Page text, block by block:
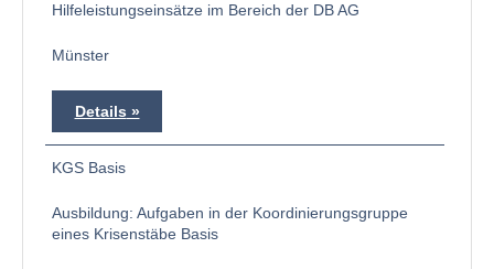
Hilfeleistungseinsätze im Bereich der DB AG
Münster
Details
KGS Basis
Ausbildung: Aufgaben in der Koordinierungsgruppe
eines Krisenstäbe Basis